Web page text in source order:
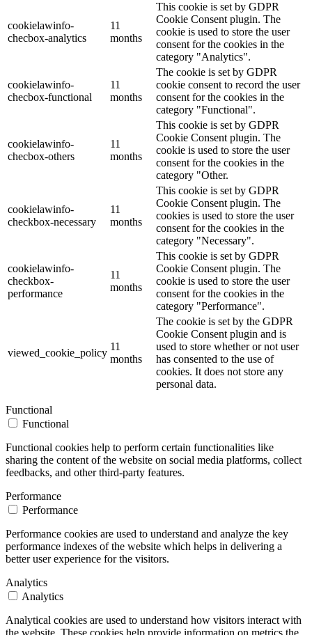
cookielawinfo-
checbox-analytics
11
months
This cookie is set by GDPR
Cookie Consent plugin. The
cookie is used to store the user
consent for the cookies in the
category "Analytics".
cookielawinfo-
checbox-functional
11
months
The cookie is set by GDPR
cookie consent to record the user
consent for the cookies in the
category "Functional".
cookielawinfo-
checbox-others
11
months
This cookie is set by GDPR
Cookie Consent plugin. The
cookie is used to store the user
consent for the cookies in the
category "Other.
cookielawinfo-
checkbox-necessary
11
months
This cookie is set by GDPR
Cookie Consent plugin. The
cookies is used to store the user
consent for the cookies in the
category "Necessary".
cookielawinfo-
checkbox-
performance
11
months
This cookie is set by GDPR
Cookie Consent plugin. The
cookie is used to store the user
consent for the cookies in the
category "Performance".
viewed_cookie_policy
11
months
The cookie is set by the GDPR
Cookie Consent plugin and is
used to store whether or not user
has consented to the use of
cookies. It does not store any
personal data.
Functional
Functional
Functional cookies help to perform certain functionalities like
sharing the content of the website on social media platforms, collect
feedbacks, and other third-party features.
Performance
Performance
Performance cookies are used to understand and analyze the key
performance indexes of the website which helps in delivering a
better user experience for the visitors.
Analytics
Analytics
Analytical cookies are used to understand how visitors interact with